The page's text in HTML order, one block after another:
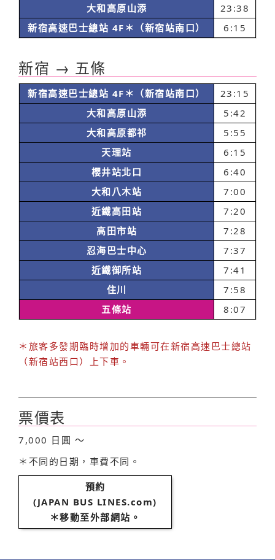
大和高原山添
23:38
新宿高速巴士總站 4F＊（新宿站南口）
6:15
新宿 → 五條
新宿高速巴士總站 4F＊（新宿站南口）
23:15
大和高原山添
5:42
大和高原都祁
5:55
天理站
6:15
櫻井站北口
6:40
大和八木站
7:00
近鐵高田站
7:20
高田市站
7:28
忍海巴士中心
7:37
近鐵御所站
7:41
住川
7:58
五條站
8:07
＊旅客多發期臨時增加的車輛可在新宿高速巴士總站
（新宿站西口）上下車。
票價表
7,000 日圓 ～
＊不同的日期，車費不同。
預約
(JAPAN BUS LINES.com)
＊移動至外部網站。